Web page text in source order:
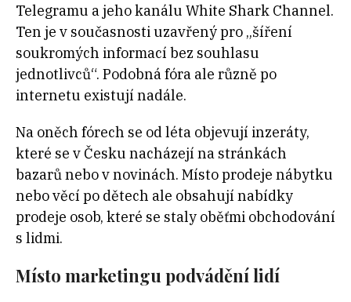
Telegramu a jeho kanálu White Shark Channel.
Ten je v současnosti uzavřený pro „šíření
soukromých informací bez souhlasu
jednotlivců“. Podobná fóra ale různě po
internetu existují nadále.
Na oněch fórech se od léta objevují inzeráty,
které se v Česku nacházejí na stránkách
bazarů nebo v novinách. Místo prodeje nábytku
nebo věcí po dětech ale obsahují nabídky
prodeje osob, které se staly oběťmi obchodování
s lidmi.
Místo marketingu podvádění lidí